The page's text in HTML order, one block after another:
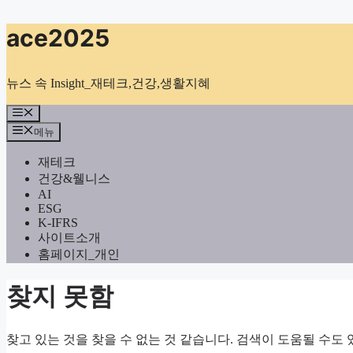
컨
텐
로
너
뛰
기
ace2025
뉴스 속 Insight_재테크,건강,생활지혜
메
뉴
메뉴
재테크
건강&웰니스
AI
ESG
K-IFRS
사이트소개
홈페이지_개인
찾지 못함
찾고 있는 것을 찾을 수 없는 것 같습니다. 검색이 도움될 수도